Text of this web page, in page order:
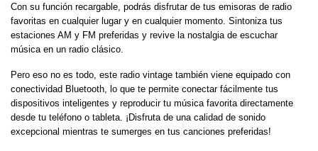
Con su función recargable, podrás disfrutar de tus emisoras de radio
favoritas en cualquier lugar y en cualquier momento. Sintoniza tus
estaciones AM y FM preferidas y revive la nostalgia de escuchar
música en un radio clásico.
Pero eso no es todo, este radio vintage también viene equipado con
conectividad Bluetooth, lo que te permite conectar fácilmente tus
dispositivos inteligentes y reproducir tu música favorita directamente
desde tu teléfono o tableta. ¡Disfruta de una calidad de sonido
excepcional mientras te sumerges en tus canciones preferidas!